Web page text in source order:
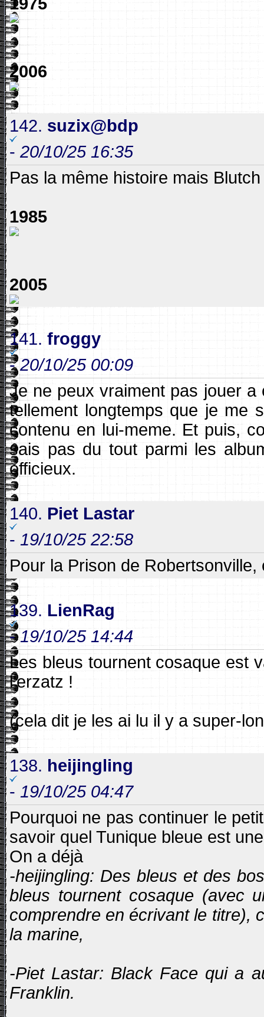
2006
142. suzix@bdp
- 20/10/25 16:35
Pas la même histoire mais
1985
2005
141. froggy
-20/10/25 00:09
Je ne peux vraiment pas jouer
tellement longtemps que je me
contenu en lui-meme. Et puis,
sais pas du tout parmi les
officieux.
140. Piet Lastar
- 19/10/25 22:58
Pour la Prison de Robertsonville,
139. LienRag
-19/10/25 14:44
Les bleus tournent cosaque est
l'erzatz !
(cela dit je les ai lu il y a super-
138. heijingling
- 19/10/25 04:47
Pourquoi ne pas continuer le
savoir quel Tunique bleue est
On a déjà
-heijingling: Des bleus et des
bleus tournent cosaque (avec
comprendre en écrivant le titre),
la marine,
-Piet Lastar: Black Face qui a
Franklin.